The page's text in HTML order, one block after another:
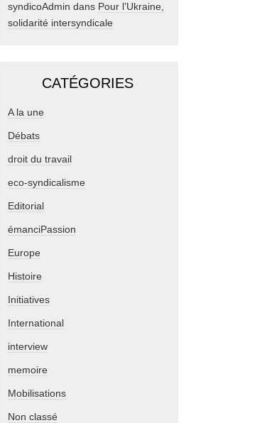
syndicoAdmin dans Pour l’Ukraine,
solidarité intersyndicale
CATÉGORIES
A la une
Débats
droit du travail
eco-syndicalisme
Editorial
émanciPassion
Europe
Histoire
Initiatives
International
interview
memoire
Mobilisations
Non classé